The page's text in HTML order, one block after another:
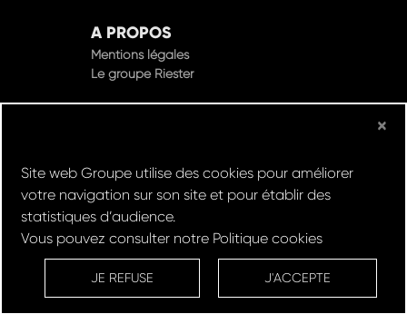
A PROPOS
Mentions légales
Le groupe Riester
© Groupe Riester 2022 - Tous droits réservés
Design & Développement par
Réserver un Rachat de
VOITURE
Louez un
VEHICULE
RDV en
×
Site web Groupe utilise des cookies pour améliorer
votre navigation sur son site et pour établir des
statistiques d’audience.
Vous pouvez consulter notre Politique cookies
J'ACCEPTE
JE REFUSE